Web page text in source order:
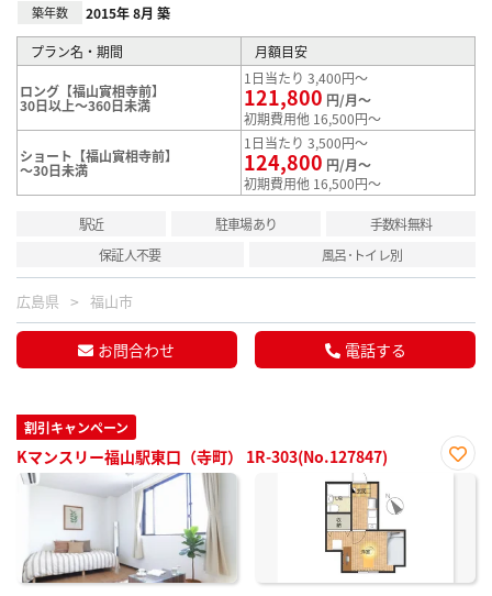
築年数 2015年 8月 築
プラン名・期間 月額目安
ロング【福山實相寺前】
30日以上～360日未満
1日当たり 3,400円～
121,800 円/月～
初期費用他 16,500円～
ショート【福山實相寺前】
～30日未満
1日当たり 3,500円～
124,800 円/月～
初期費用他 16,500円～
駅近 駐車場あり
手数料無料
保証人不要
風呂･トイレ別
広島県 福山市
お問合わせ 電話する
割引キャンペーン
Kマンスリー福山駅東口（寺町） 1R-303(No.127847)
お気